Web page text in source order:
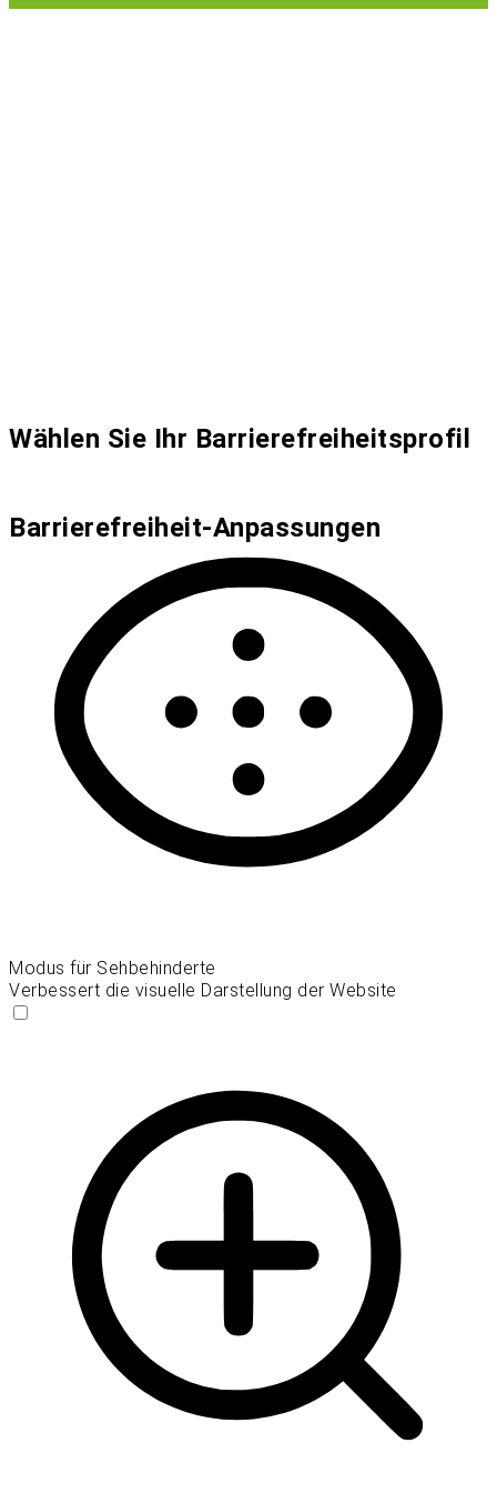
Barrierefreiheit-Anpassungen
Wählen Sie Ihr Barrierefreiheitsprofil
Modus für Sehbehinderte
Verbessert die visuelle Darstellung der Website